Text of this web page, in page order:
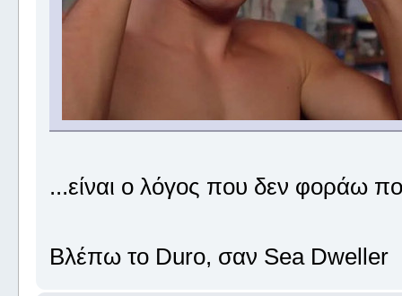
...είναι ο λόγος που δεν φοράω
Βλέπω το Duro, σαν Sea Dweller